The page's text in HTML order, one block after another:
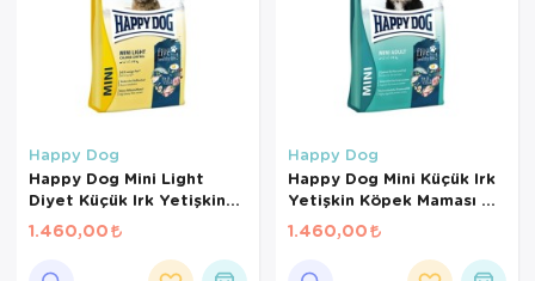
Happy Dog
Happy Dog Mini Light
Diyet Küçük Irk Yetişkin
Köpek Maması 4 Kg
1.460,00
Happy Dog
Happy Dog Mini Küçük Irk
Yetişkin Köpek Maması 4
Kg
1.460,00